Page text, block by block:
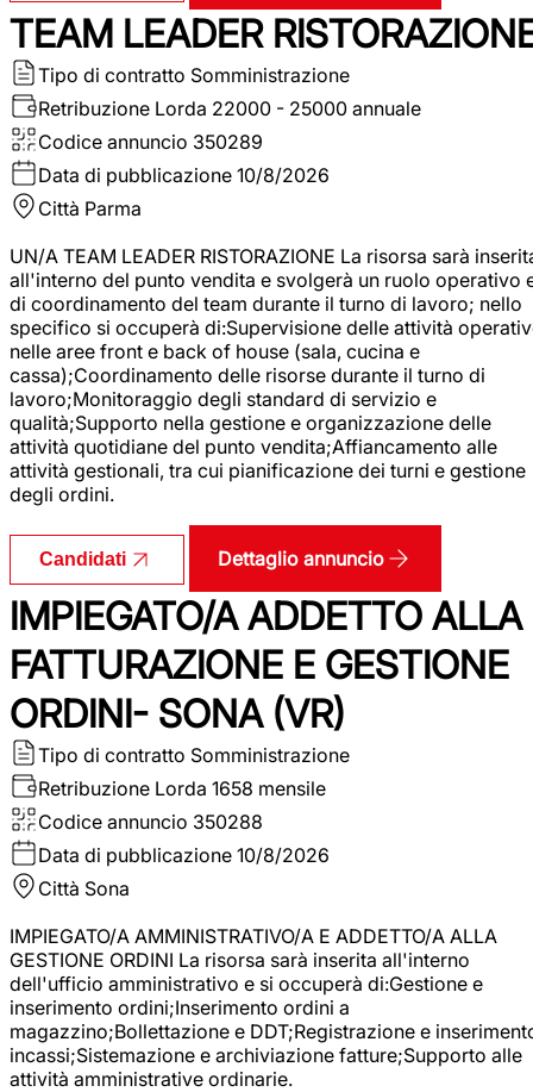
TEAM LEADER
Tipo di contratto Somministrazione
Retribuzione Lorda 22000 - 25000 annuale
Codice annuncio 350289
Data di pubblicazione 10/8/2026
Città Parma
UN/A TEAM LEADER RISTORAZIONE La risorsa sarà
all'interno del punto vendita e svolgerà un ruolo operativo
di coordinamento del team durante il turno di lavoro; nello
specifico si occuperà di:Supervisione delle attività
nelle aree front e back of house (sala, cucina e
cassa);Coordinamento delle risorse durante il turno di
lavoro;Monitoraggio degli standard di servizio e
qualità;Supporto nella gestione e organizzazione delle
attività quotidiane del punto vendita;Affiancamento alle
attività gestionali, tra cui pianificazione dei turni e gestione
degli ordini.
Candidati Dettaglio annuncio
IMPIEGATO/A ADDETTO ALLA
FATTURAZIONE E GESTIONE
ORDINI- SONA (VR)
Tipo di contratto Somministrazione
Retribuzione Lorda 1658 mensile
Codice annuncio 350288
Data di pubblicazione 10/8/2026
Città Sona
IMPIEGATO/A AMMINISTRATIVO/A E ADDETTO/A ALLA
GESTIONE ORDINI La risorsa sarà inserita all'interno
dell'ufficio amministrativo e si occuperà di:Gestione e
inserimento ordini;Inserimento ordini a
magazzino;Bollettazione e DDT;Registrazione e
incassi;Sistemazione e archiviazione fatture;Supporto alle
attività amministrative ordinarie.